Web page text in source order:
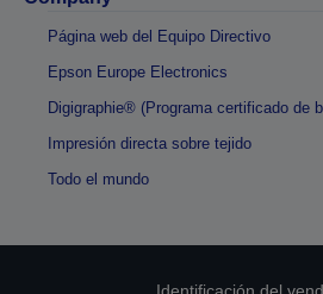
Página web del Equipo Directivo
Epson Europe Electronics
Digigraphie® (Programa certificado de
Impresión directa sobre tejido
Todo el mundo